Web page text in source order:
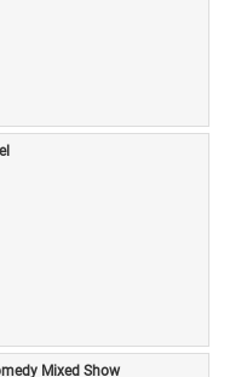
Mixed Show